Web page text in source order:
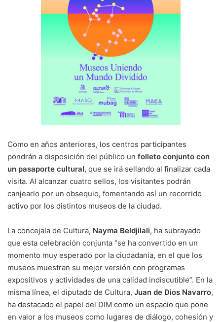
Como en años anteriores, los centros participantes
pondrán a disposición del público un folleto conjunto con
un pasaporte cultural, que se irá sellando al finalizar cada
visita. Al alcanzar cuatro sellos, los visitantes podrán
canjearlo por un obsequio, fomentando así un recorrido
activo por los distintos museos de la ciudad.
La concejala de Cultura, Nayma Beldjilali, ha subrayado
que esta celebración conjunta “se ha convertido en un
momento muy esperado por la ciudadanía, en el que los
museos muestran su mejor versión con programas
expositivos y actividades de una calidad indiscutible”. En la
misma línea, el diputado de Cultura, Juan de Dios Navarro,
ha destacado el papel del DIM como un espacio que pone
en valor a los museos como lugares de diálogo, cohesión y